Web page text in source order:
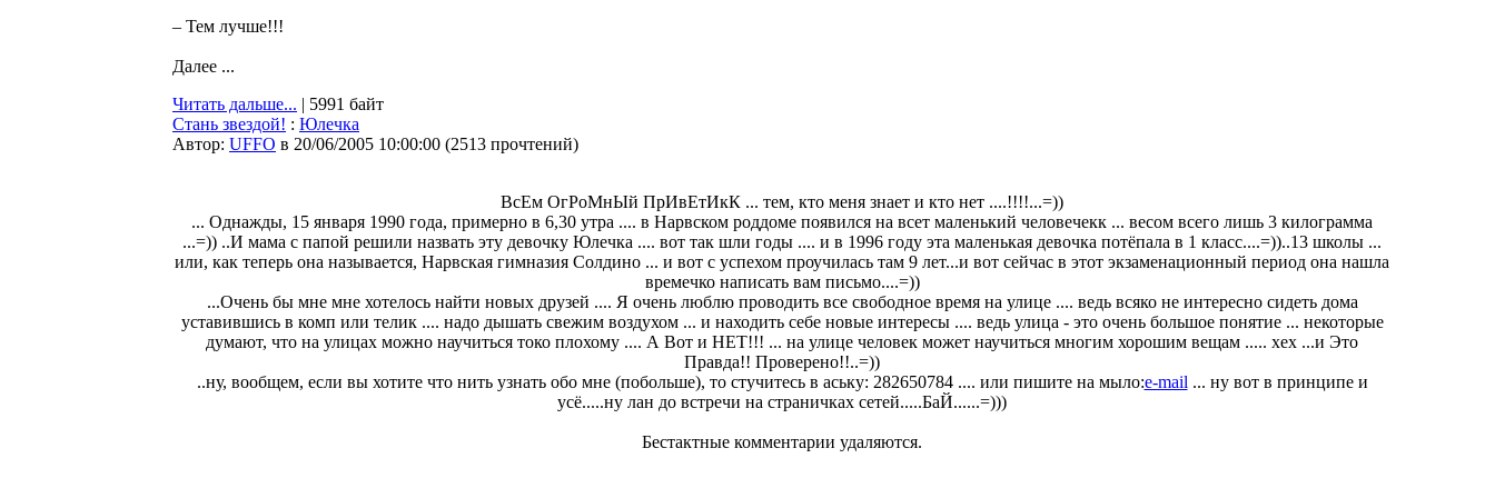
– Тем лучше!!!
Далее ...
Читать дальше... | 5991 байт
Стань звездой! : Юлечка
Автор: UFFO в 20/06/2005 10:00:00 (2513 прочтений)
ВсЕм ОгРоМнЫй ПрИвЕтИкК ... тем, кто меня знает и кто нет ....!!!!...=))
... Однажды, 15 января 1990 года, примерно в 6,30 утра .... в Нарвском роддоме появился на всет маленький человечекк ... весом всего лишь 3 килограмма
...=)) ..И мама с папой решили назвать эту девочку Юлечка .... вот так шли годы .... и в 1996 году эта маленькая девочка потёпала в 1 класс....=))..13 школы ...
или, как теперь она называется, Нарвская гимназия Солдино ... и вот с успехом проучилась там 9 лет...и вот сейчас в этот экзаменационный период она нашла
времечко написать вам письмо....=))
...Очень бы мне мне хотелось найти новых друзей .... Я очень люблю проводить все свободное время на улице .... ведь всяко не интересно сидеть дома
уставившись в комп или телик .... надо дышать свежим воздухом ... и находить себе новые интересы .... ведь улица - это очень большое понятие ... некоторые
думают, что на улицах можно научиться токо плохому .... А Вот и НЕТ!!! ... на улице человек может научиться многим хорошим вещам ..... хех ...и Это
Правда!! Проверено!!..=))
..ну, вообщем, если вы хотите что нить узнать обо мне (побольше), то стучитесь в аську: 282650784 .... или пишите на мыло:e-mail ... ну вот в принципе и
усё.....ну лан до встречи на страничках сетей.....БаЙ......=)))
Бестактные комментарии удаляются.